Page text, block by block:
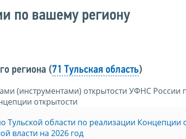
по вашему региону
региона (71 Тульская область)
(инструментами) открытости УФНС России
открытости
области по реализации Концепции
власти на 2026 год